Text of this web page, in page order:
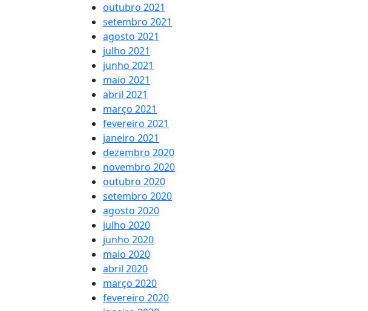
outubro 2021
setembro 2021
agosto 2021
julho 2021
junho 2021
maio 2021
abril 2021
março 2021
fevereiro 2021
janeiro 2021
dezembro 2020
novembro 2020
outubro 2020
setembro 2020
agosto 2020
julho 2020
junho 2020
maio 2020
abril 2020
março 2020
fevereiro 2020